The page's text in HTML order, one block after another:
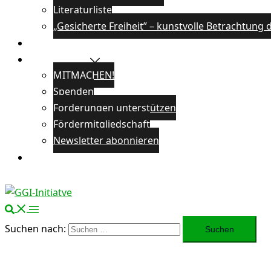
Literaturliste
„Gesicherte Freiheit” – kunstvolle Betrachtung
Veranstaltungen
Unterstützen
MITMACHEN!
Spenden
Forderungen unterstützen
Fördermitgliedschaft
Newsletter abonnieren
Öffentlichkeitsarbeit
Suchen nach: